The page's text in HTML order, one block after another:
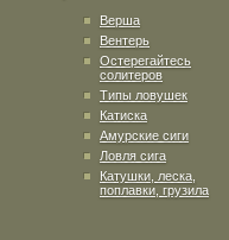
Верша
Вентерь
Остерегайтесь
солитеров
Типы ловушек
Катиска
Амурские сиги
Ловля сига
Катушки, леска,
поплавки, грузила